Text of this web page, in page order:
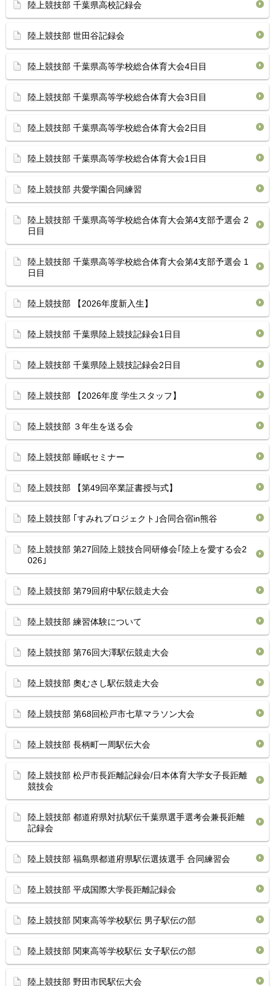
陸上競技部 千葉県高校記録会
陸上競技部 世田谷記録会
陸上競技部 千葉県高等学校総合体育⁡大会4日目
陸上競技部 千葉県高等学校総合体育⁡大会3日目
陸上競技部 千葉県高等学校総合体育⁡大会2日目
陸上競技部 千葉県高等学校総合体育⁡大会1日目
陸上競技部 共愛学園合同練習
陸上競技部 千葉県高等学校総合体育⁡大会第4支部予選会 2
日目
陸上競技部 千葉県高等学校総合体育⁡大会第4支部予選会 1
日目
陸上競技部 【2026年度新入生】
陸上競技部 千葉県陸上競技記録会1日目 ⁡
陸上競技部 ⁡千葉県陸上競技記録会2日目 ⁡
陸上競技部 【2026年度 学生スタッフ】
陸上競技部 ３年生を送る会
陸上競技部 睡眠セミナー
陸上競技部 【第49回卒業証書授与式】
陸上競技部 ｢すみれプロジェクト｣合同合宿in熊谷
陸上競技部 第27回陸上競技合同研修会｢陸上を愛する会2
026｣
陸上競技部 第79回府中駅伝競走大会
陸上競技部 練習体験について
陸上競技部 第76回大澤駅伝競走大会
陸上競技部 奧むさし駅伝競走大会
陸上競技部 第68回松戸市七草マラソン大会
陸上競技部 長柄町一周駅伝大会
陸上競技部 松戸市長距離記録会/日本体育大学女子長距離
競技会
陸上競技部 都道府県対抗駅伝千葉県選手選考会兼長距離
記録会
陸上競技部 福島県都道府県駅伝選抜選手 合同練習会
陸上競技部 平成国際大学長距離記録会
陸上競技部 関東高等学校駅伝 男子駅伝の部
陸上競技部 関東高等学校駅伝 女子駅伝の部
陸上競技部 野田市民駅伝大会